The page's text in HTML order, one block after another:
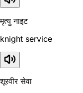
मृत्यु नाइट
knight service
शूरवीर सेवा